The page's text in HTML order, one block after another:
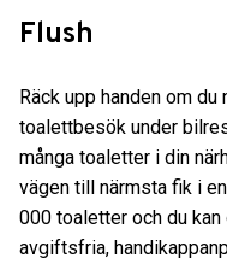
Flush
Räck upp handen om
toalettbesök under
många toaletter i din
vägen till närmsta fik i
000 toaletter och du
avgiftsfria,